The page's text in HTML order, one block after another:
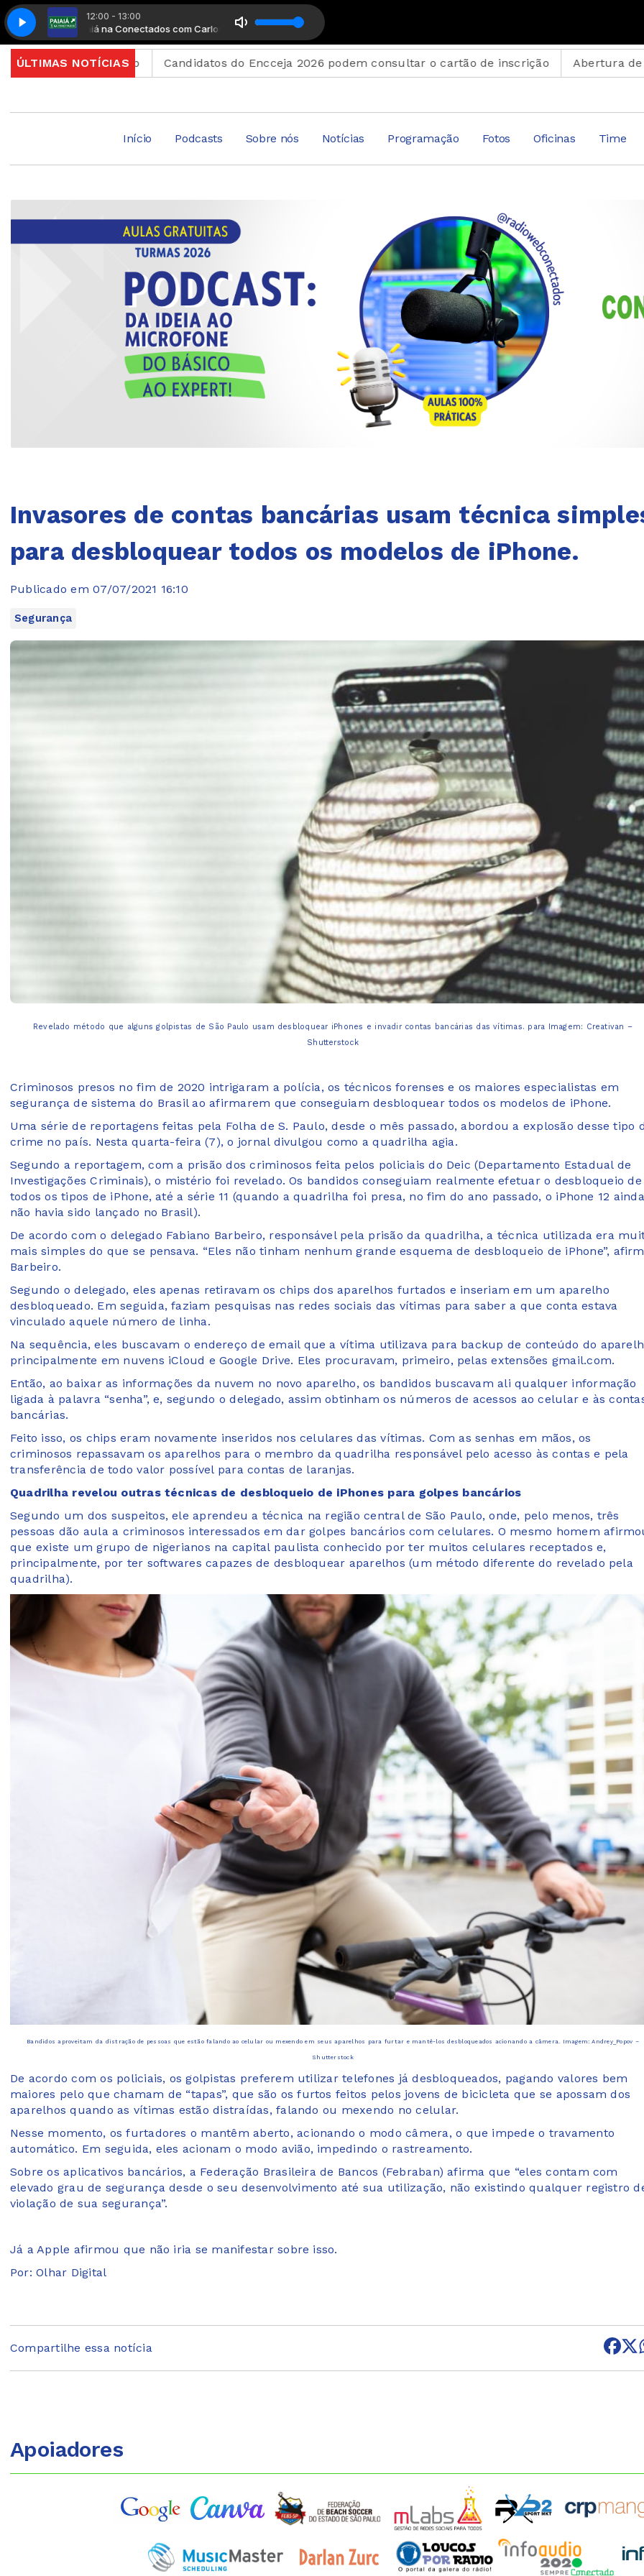
12:00 - 13:00
Paiaiá na Conectados com Carlos SílvioPaiaiá na Conectados com Carlos Sílvio
ÚLTIMAS NOTÍCIAS
WhatsApp Candidatos do Encceja 2026 podem consultar o cartão de inscrição Abertura de ateliê de
Início Podcasts Sobre nós Notícias Programação Fotos Oficinas Time
Invasores de contas bancárias usam técnica
para desbloquear todos os modelos de iPhone.
Publicado em 07/07/2021 16:10
Segurança
Revelado método que alguns golpistas de São Paulo usam desbloquear iPhones e invadir contas bancárias das vítimas. para Imagem: Creativan –
Shutterstock
Criminosos presos no fim de 2020 intrigaram a polícia, os técnicos forenses e os maiores especialistas em
segurança de sistema do Brasil ao afirmarem que conseguiam desbloquear todos os modelos de iPhone.
Uma série de reportagens feitas pela Folha de S. Paulo, desde o mês passado, abordou a explosão desse tipo
crime no país. Nesta quarta-feira (7), o jornal divulgou como a quadrilha agia.
Segundo a reportagem, com a prisão dos criminosos feita pelos policiais do Deic (Departamento Estadual de
Investigações Criminais), o mistério foi revelado. Os bandidos conseguiam realmente efetuar o desbloqueio de
todos os tipos de iPhone, até a série 11 (quando a quadrilha foi presa, no fim do ano passado, o iPhone 12 ainda
não havia sido lançado no Brasil).
De acordo com o delegado Fabiano Barbeiro, responsável pela prisão da quadrilha, a técnica utilizada era
mais simples do que se pensava. “Eles não tinham nenhum grande esquema de desbloqueio de iPhone”,
Barbeiro.
Segundo o delegado, eles apenas retiravam os chips dos aparelhos furtados e inseriam em um aparelho
desbloqueado. Em seguida, faziam pesquisas nas redes sociais das vítimas para saber a que conta estava
vinculado aquele número de linha.
Na sequência, eles buscavam o endereço de email que a vítima utilizava para backup de conteúdo do
principalmente em nuvens iCloud e Google Drive. Eles procuravam, primeiro, pelas extensões gmail.com.
Então, ao baixar as informações da nuvem no novo aparelho, os bandidos buscavam ali qualquer informação
ligada à palavra “senha”, e, segundo o delegado, assim obtinham os números de acessos ao celular e às
bancárias.
Feito isso, os chips eram novamente inseridos nos celulares das vítimas. Com as senhas em mãos, os
criminosos repassavam os aparelhos para o membro da quadrilha responsável pelo acesso às contas e pela
transferência de todo valor possível para contas de laranjas.
Quadrilha revelou outras técnicas de desbloqueio de iPhones para golpes bancários
Segundo um dos suspeitos, ele aprendeu a técnica na região central de São Paulo, onde, pelo menos, três
pessoas dão aula a criminosos interessados em dar golpes bancários com celulares. O mesmo homem
que existe um grupo de nigerianos na capital paulista conhecido por ter muitos celulares receptados e,
principalmente, por ter softwares capazes de desbloquear aparelhos (um método diferente do revelado pela
quadrilha).
Bandidos aproveitam da distração de pessoas que estão falando ao celular ou mexendo em seus aparelhos para furtar e mantê-los desbloqueados acionando a câmera. Imagem: Andrey_Popov –
Shutterstock
De acordo com os policiais, os golpistas preferem utilizar telefones já desbloqueados, pagando valores bem
maiores pelo que chamam de “tapas”, que são os furtos feitos pelos jovens de bicicleta que se apossam dos
aparelhos quando as vítimas estão distraídas, falando ou mexendo no celular.
Nesse momento, os furtadores o mantêm aberto, acionando o modo câmera, o que impede o travamento
automático. Em seguida, eles acionam o modo avião, impedindo o rastreamento.
Sobre os aplicativos bancários, a Federação Brasileira de Bancos (Febraban) afirma que “eles contam com
elevado grau de segurança desde o seu desenvolvimento até sua utilização, não existindo qualquer registro
violação de sua segurança”.
Já a Apple afirmou que não iria se manifestar sobre isso.
Por: Olhar Digital
Compartilhe essa notícia
Apoiadores